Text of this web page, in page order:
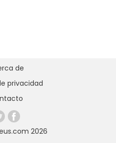
2026
de
privacidad